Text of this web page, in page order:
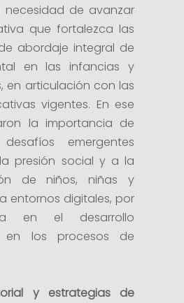
de avanzar
que fortalezca las
abordaje integral de
en las infancias y
en articulación con las
vigentes. En ese
la importancia de
emergentes
presión social y a la
de niños, niñas y
entornos digitales, por
en el desarrollo
en los procesos de
y estrategias de